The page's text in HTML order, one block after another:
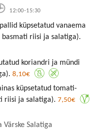
12:00-15:30
küpsetatud vanaema
riisi ja salatiga).
koriandri ja mündi
8,10€
küpsetatud tomati-
riisi ja salatiga). 7,50€
Värske Salatiga